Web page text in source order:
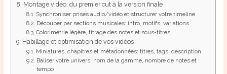
Montage vidéo: du premier cut à la version finale
Synchroniser prises audio/vidéo et structurer votre timeline
Découper par sections musicales: intro, motifs, variations
Colorimétrie légère, titrage des notes et sous-titres
Habillage et optimisation de vos vidéos
Miniatures, chapitres et métadonnées: titres, tags, description
Baliser votre univers: nom de la gamme, nombre de notes et
tempo